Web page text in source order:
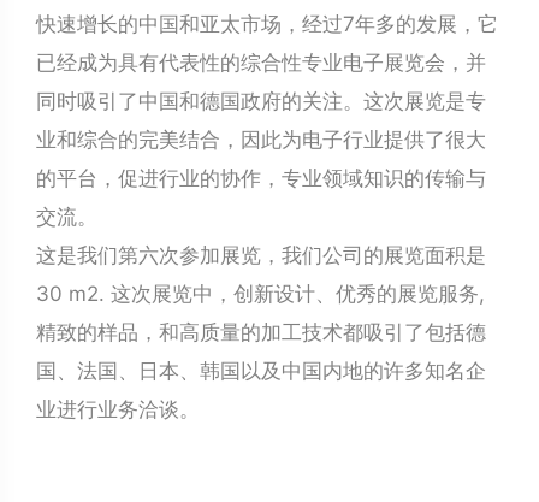
快速增长的中国和亚太市场，经过7年多的发展，它
已经成为具有代表性的综合性专业电子展览会，并
同时吸引了中国和德国政府的关注。这次展览是专
业和综合的完美结合，因此为电子行业提供了很大
的平台，促进行业的协作，专业领域知识的传输与
交流。
这是我们第六次参加展览，我们公司的展览面积是
30 m2. 这次展览中，创新设计、优秀的展览服务,
精致的样品，和高质量的加工技术都吸引了包括德
国、法国、日本、韩国以及中国内地的许多知名企
业进行业务洽谈。